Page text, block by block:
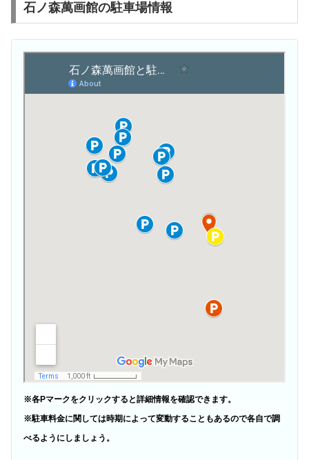
石ノ森萬画館の駐車場情報
※各Pマークをクリックすると詳細情報を確認できます。
※駐車料金に関しては時期によって変動することもあるので各自で調
べるようにしましょう。